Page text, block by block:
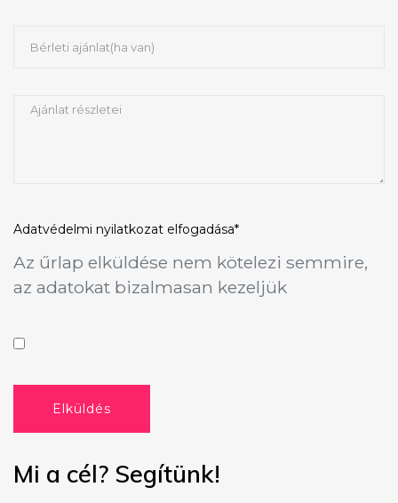
Adatvédelmi nyilatkozat elfogadása*
Az űrlap elküldése nem kötelezi semmire,
az adatokat bizalmasan kezeljük
Elküldés
Mi a cél? Segítünk!